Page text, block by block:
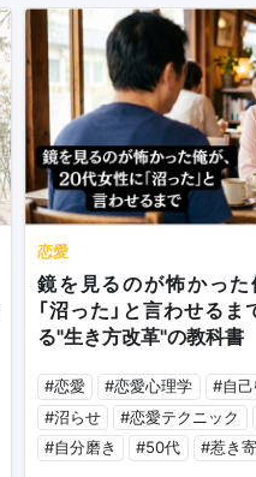
恋愛
鏡を見るのが怖かっ
「沼った」と言わせる
る"生き方改革"の教科書
#恋愛 #恋愛心理学 #自
#沼らせ
#恋愛テクニック
#自分磨き
#50代 #惹き